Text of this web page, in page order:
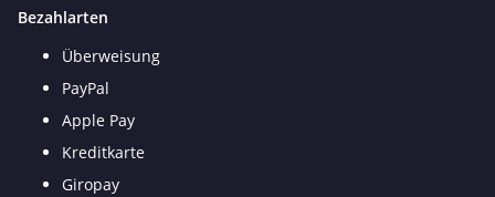
Bezahlarten
Überweisung
PayPal
Apple Pay
Kreditkarte
Giropay